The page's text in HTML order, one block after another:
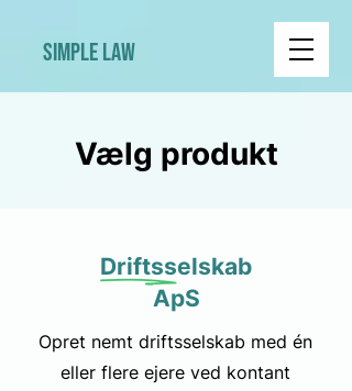
Simple Law
Vælg produkt
Driftsselskab
ApS
Opret nemt driftsselskab med én
eller flere ejere ved kontant